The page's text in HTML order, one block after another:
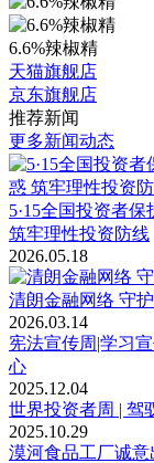
6.6%辣椒精
天猫旗舰店
京东旗舰店
推荐新闻
更多新闻动态
5·15全国投资者
筑牢理性投资防线
2026.05.18
清朗金融网络 守
2026.03.14
宪法宣传周|学习
心
2025.12.04
世界投资者周 | 驾
2025.10.29
漠河食品工厂诚意